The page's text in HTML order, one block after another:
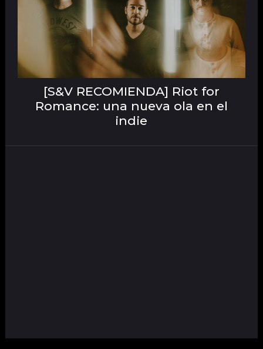
[S&V RECOMIENDA] Riot for
Romance: una nueva ola en el
indie